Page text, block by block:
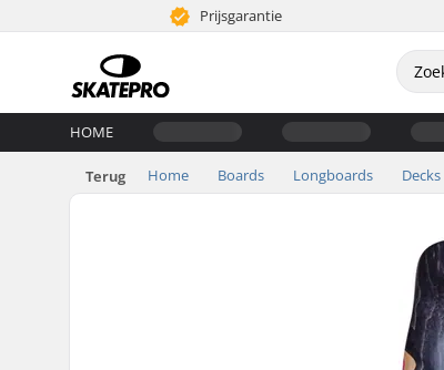
Prijsgarantie
HOME
Terug Home Boards Longboards Decks